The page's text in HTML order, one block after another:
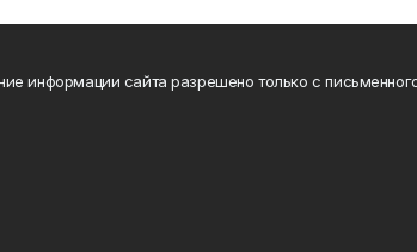
информации сайта разрешено только с